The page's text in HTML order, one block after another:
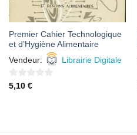
Premier Cahier Technologique
et d’Hygiène Alimentaire
Vendeur:
Librairie Digitale
0
5,10 €